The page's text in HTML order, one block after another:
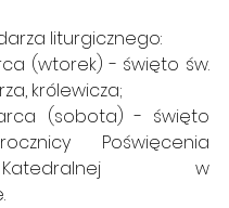
liturgicznego:
(wtorek) - święto św.
królewicza;
(sobota) - święto
Poświęcenia
Katedralnej         w